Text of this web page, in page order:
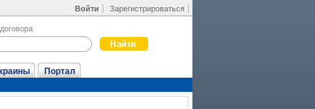
Войти Зарегистрироваться
договора
Портал